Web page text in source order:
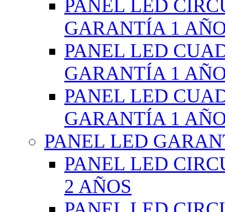
PANEL LED
GARANTÍA 1
PANEL LED
GARANTÍA 1
PANEL LED
GARANTÍA 1
PANEL LED
PANEL LED
2 AÑOS